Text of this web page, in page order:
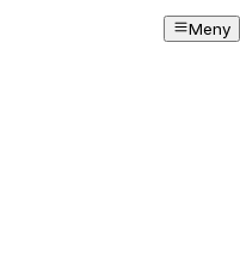
Meny